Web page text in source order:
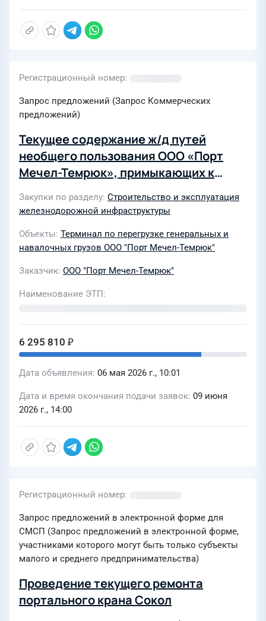
Регистрационный номер
Запрос предложений (Запрос Коммерческих
предложений)
Текущее содержание ж/д путей
необщего пользования ООО «Порт
Мечел-Темрюк», примыкающих к
Закупки по разделу Строительство и эксплуатация
железнодорожной инфраструктуры
Объекты Терминал по перегрузке генеральных и
навалочных грузов ООО "Порт Мечел-Темрюк"
Заказчик ООО "Порт Мечел-Темрюк"
Наименование ЭТП
6 295 810 ₽
Дата объявления 06 мая 2026 г., 10:01
Дата и время окончания подачи заявок 09 июня
2026 г., 14:00
Регистрационный номер
Запрос предложений в электронной форме для
СМСП (Запрос предложений в электронной форме,
участниками которого могут быть только субъекты
малого и среднего предпринимательства)
Проведение текущего ремонта
портального крана Сокол